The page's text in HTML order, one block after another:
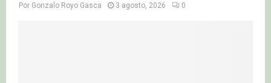
Por Gonzalo Royo Gasca 3 agosto, 2026 0